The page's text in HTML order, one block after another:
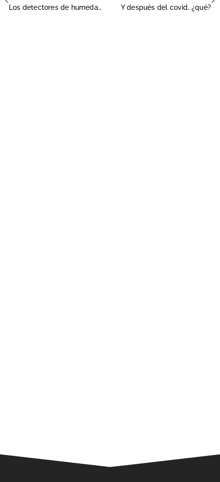
Los detectores de humedad y los beneficios para tu hogar Y después del covid, ¿qué?